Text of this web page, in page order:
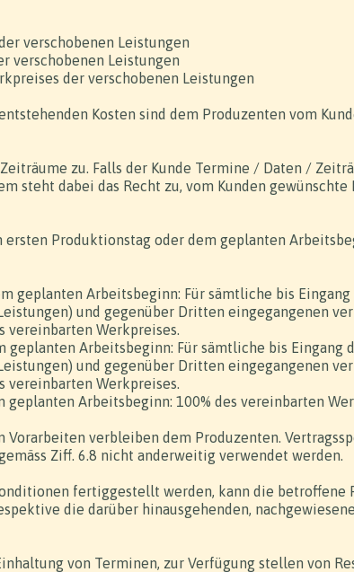
verschobenen Leistungen
verschobenen Leistungen
der verschobenen Leistungen
Kosten sind dem Produzenten vom
zu. Falls der Kunde Termine / Daten /
steht dabei das Recht zu, vom Kunden gewünschte
Produktionstag oder dem geplanten
geplanten Arbeitsbeginn: Für sämtliche bis
und gegenüber Dritten eingegangenen
vereinbarten Werkpreises.
geplanten Arbeitsbeginn: Für sämtliche bis Eingang
und gegenüber Dritten eingegangenen
vereinbarten Werkpreises.
Arbeitsbeginn: 100% des vereinbarten
verbleiben dem Produzenten.
Ziff. 6.8 nicht anderweitig verwendet werden.
fertiggestellt werden, kann die betroffene
die darüber hinausgehenden,
von Terminen, zur Verfügung stellen von